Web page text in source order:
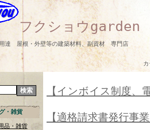
フクショウgarden
達 屋根・外壁等の建築材料、副資材 専門店
・雑貨
品・雑貨
【インボイス制度、
【適格請求書発行事